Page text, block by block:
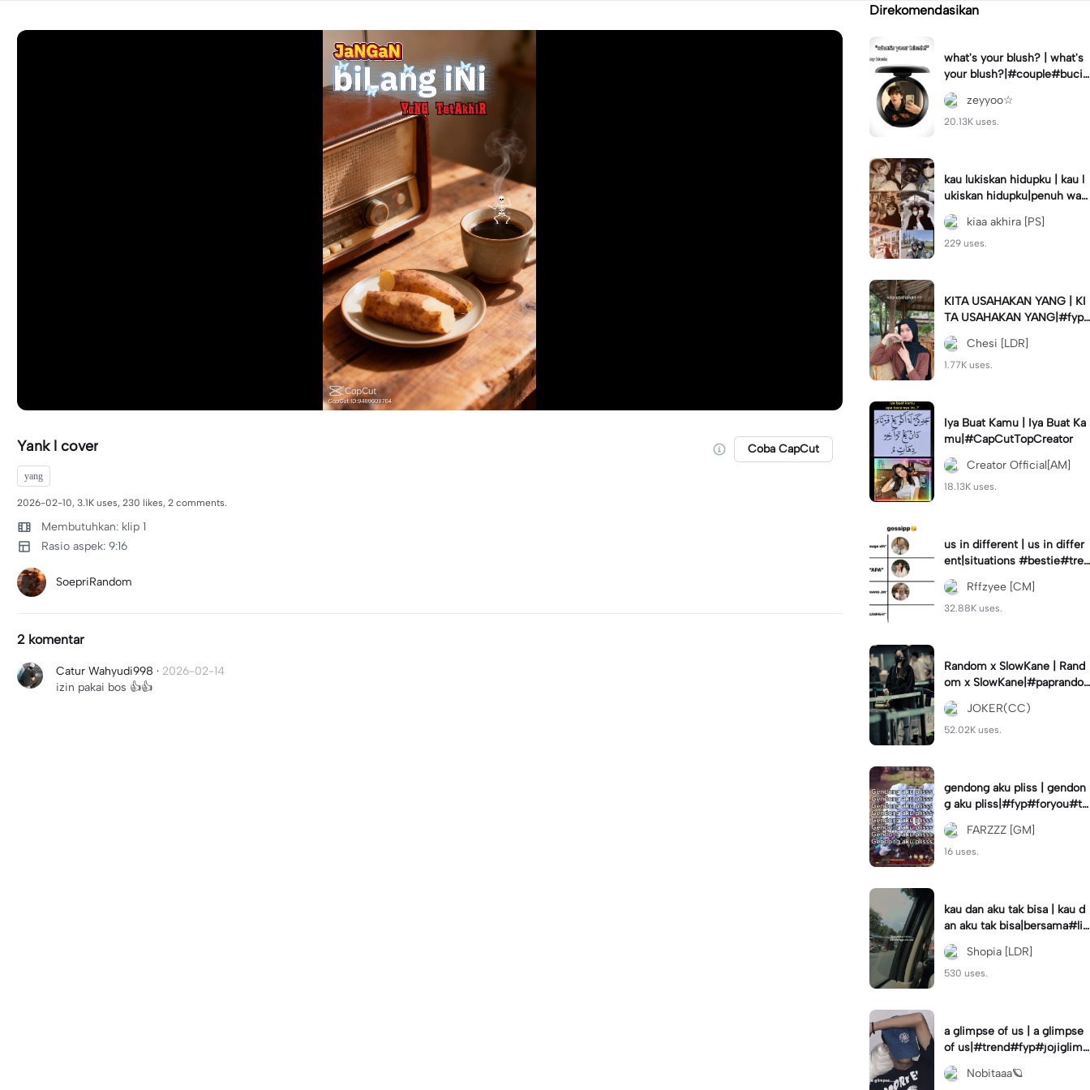
Yank l cover Coba CapCut
yang
2026-02-10, 3.1K uses, 230 likes, 2 comments.
Membutuhkan: klip 1
Rasio aspek: 9:16
SoepriRandom
2 komentar
Catur Wahyudi998 · 2026-02-14
izin pakai bos 👍👍
Direkomendasikan
what's your blush? | what's
your blush?|#couple#bucin
#trend#boyfriend#fyp
zeyyoo☆
20.13K uses.
kau lukiskan hidupku | kau l
ukiskan hidupku|penuh war
na#ekspresikanramadan#b
estie#viral#trend#fyp
kiaa akhira [PS]
229 uses.
KITA USAHAKAN YANG | KI
TA USAHAKAN YANG|#fyp
#katakata#trend#viral
Chesi [LDR]
1.77K uses.
Iya Buat Kamu | Iya Buat Ka
mu|#CapCutTopCreator
Creator Official[AM]
18.13K uses.
us in different | us in differ
ent|situations #bestie#tren
d#trendtiktiktok
Rffzyee [CM]
32.88K uses.
Random x SlowKane | Rand
om x SlowKane|#paprando
m #6klip #estetik #fyp
JOKER(CC)
52.02K uses.
gendong aku pliss | gendon
g aku pliss|#fyp#foryou#tr
end#viral
FARZZZ [GM]
16 uses.
kau dan aku tak bisa | kau d
an aku tak bisa|bersama#liri
klagu#fyp#templatelirik
Shopia [LDR]
530 uses.
a glimpse of us | a glimpse
of us|#trend#fyp#jojiglimp
seofus#viral
Nobitaaa🪐